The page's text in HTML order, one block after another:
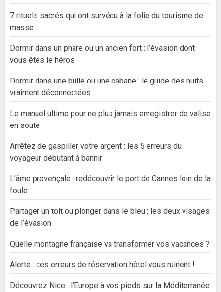
7 rituels sacrés qui ont survécu à la folie du tourisme de
masse
Dormir dans un phare ou un ancien fort : l’évasion dont
vous êtes le héros
Dormir dans une bulle ou une cabane : le guide des nuits
vraiment déconnectées
Le manuel ultime pour ne plus jamais enregistrer de valise
en soute
Arrêtez de gaspiller votre argent : les 5 erreurs du
voyageur débutant à bannir
L’âme provençale : redécouvrir le port de Cannes loin de la
foule
Partager un toit ou plonger dans le bleu : les deux visages
de l’évasion
Quelle montagne française va transformer vos vacances ?
Alerte : ces erreurs de réservation hôtel vous ruinent !
Découvrez Nice : l’Europe à vos pieds sur la Méditerranée